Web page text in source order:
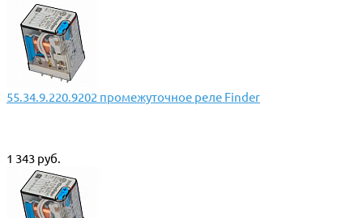
55.34.9.220.9202 промежуточное реле Finder
1 343 руб.